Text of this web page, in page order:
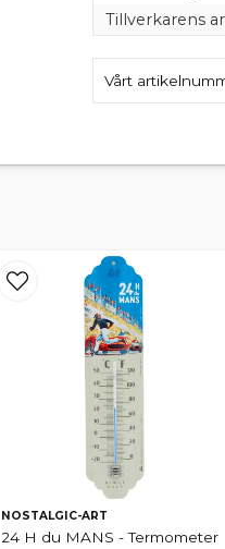
Tillverkarens
Vårt
NOSTALGIC-ART
24 H du MANS - Termometer